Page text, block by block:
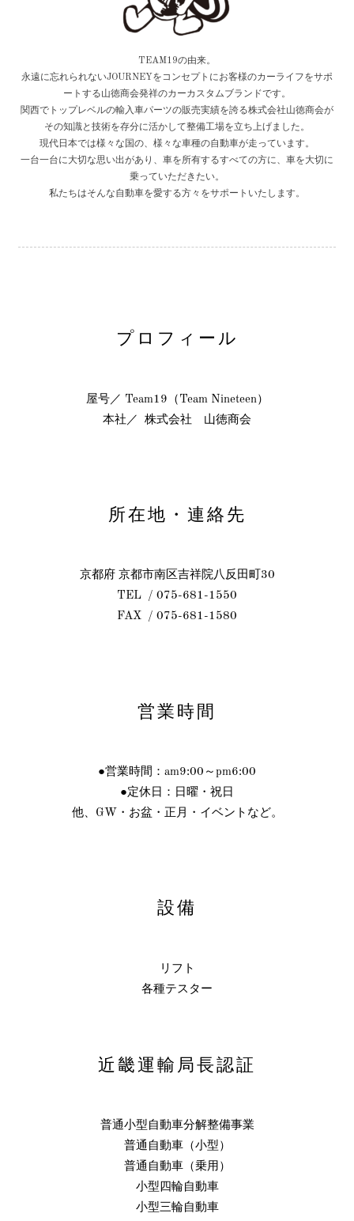
TEAM19の由来。
永遠に忘れられないJOURNEYをコンセプトにお客様のカーライフをサポ
ートする山徳商会発祥のカーカスタムブランドです。
関西でトップレベルの輸入車パーツの販売実績を誇る株式会社山徳商会が
その知識と技術を存分に活かして整備工場を立ち上げました。
現代日本では様々な国の、様々な車種の自動車が走っています。
一台一台に大切な思い出があり、車を所有するすべての方に、車を大切に
乗っていただきたい。
私たちはそんな自動車を愛する方々をサポートいたします。
プロフィール
屋号／ Team19（Team Nineteen）
本社／ 株式会社 山徳商会
所在地・連絡先
京都府 京都市南区吉祥院八反田町30
TEL / 075-681-1550
FAX / 075-681-1580
営業時間
●営業時間：am9:00～pm6:00
●定休日：日曜・祝日
他、GW・お盆・正月・イベントなど。
設備
リフト
各種テスター
近畿運輸局長認証
普通小型自動車分解整備事業
普通自動車（小型）
普通自動車（乗用）
小型四輪自動車
小型三輪自動車